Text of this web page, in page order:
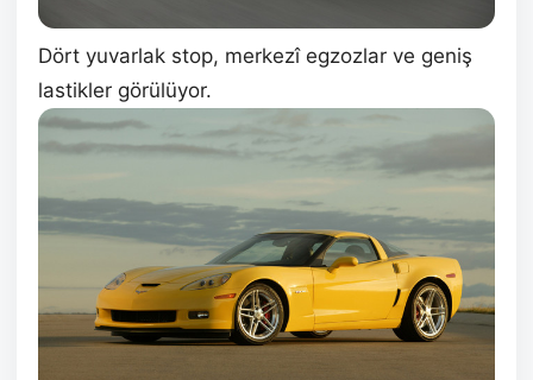
Dört yuvarlak stop, merkezî egzozlar ve geniş
lastikler görülüyor.